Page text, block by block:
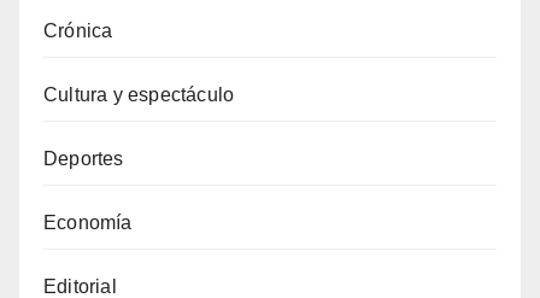
Crónica
Cultura y espectáculo
Deportes
Economía
Editorial